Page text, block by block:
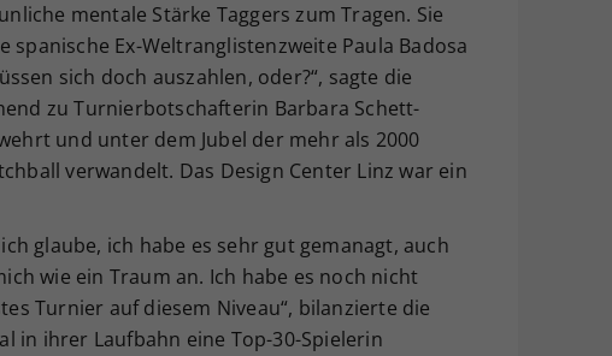
mentale Stärke Taggers zum Tragen. Sie
spanische Ex-Weltranglistenzweite Paula Badosa
sich doch auszahlen, oder?“, sagte die
zu Turnierbotschafterin Barbara Schett-
und unter dem Jubel der mehr als 2000
verwandelt. Das Design Center Linz war ein
glaube, ich habe es sehr gut gemanagt, auch
wie ein Traum an. Ich habe es noch nicht
Turnier auf diesem Niveau“, bilanzierte die
in ihrer Laufbahn eine Top-30-Spielerin